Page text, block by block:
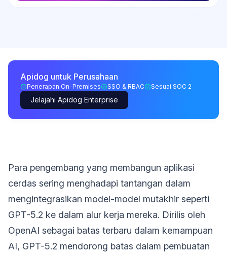
Apidog untuk Perusahaan
Penerapan On-Premises SSO & RBAC Sesuai SOC 2
Jelajahi Apidog Enterprise
Para pengembang yang membangun aplikasi
cerdas sering menghadapi tantangan dalam
mengintegrasikan model-model mutakhir seperti
GPT-5.2 ke dalam alur kerja mereka. Dirilis oleh
OpenAI sebagai batas terbaru dalam kemampuan
AI, GPT-5.2 mendorong batas dalam pembuatan